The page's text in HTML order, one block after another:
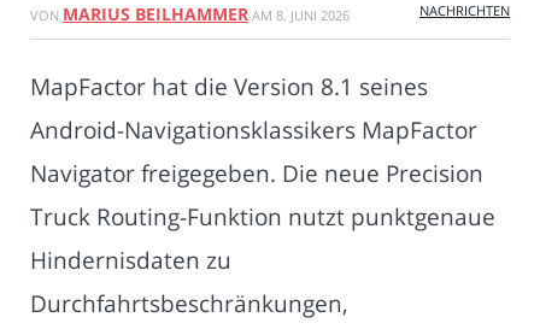
VON MARIUS BEILHAMMER AM 8. JUNI 2026 NACHRICHTEN
MapFactor hat die Version 8.1 seines
Android-Navigationsklassikers MapFactor
Navigator freigegeben. Die neue Precision
Truck Routing-Funktion nutzt punktgenaue
Hindernisdaten zu
Durchfahrtsbeschränkungen,